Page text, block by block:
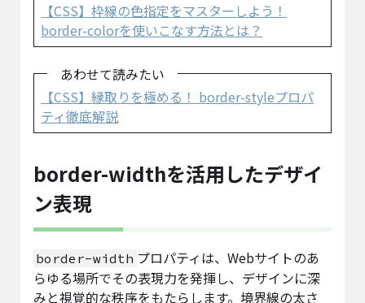
【CSS】枠線の色指定をマスターしよう！
border-colorを使いこなす方法とは？
あわせて読みたい
【CSS】縁取りを極める！ border-styleプロパ
ティ徹底解説
border-widthを活用したデザイ
ン表現
border-width プロパティは、Webサイトのあ
らゆる場所でその表現力を発揮し、デザインに深
みと視覚的な秩序をもたらします。境界線の太さ